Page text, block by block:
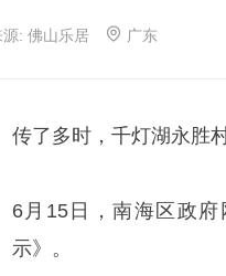
: 佛山乐居 广东
传了多时，千灯湖永胜
6月15日，南海区政
示》。